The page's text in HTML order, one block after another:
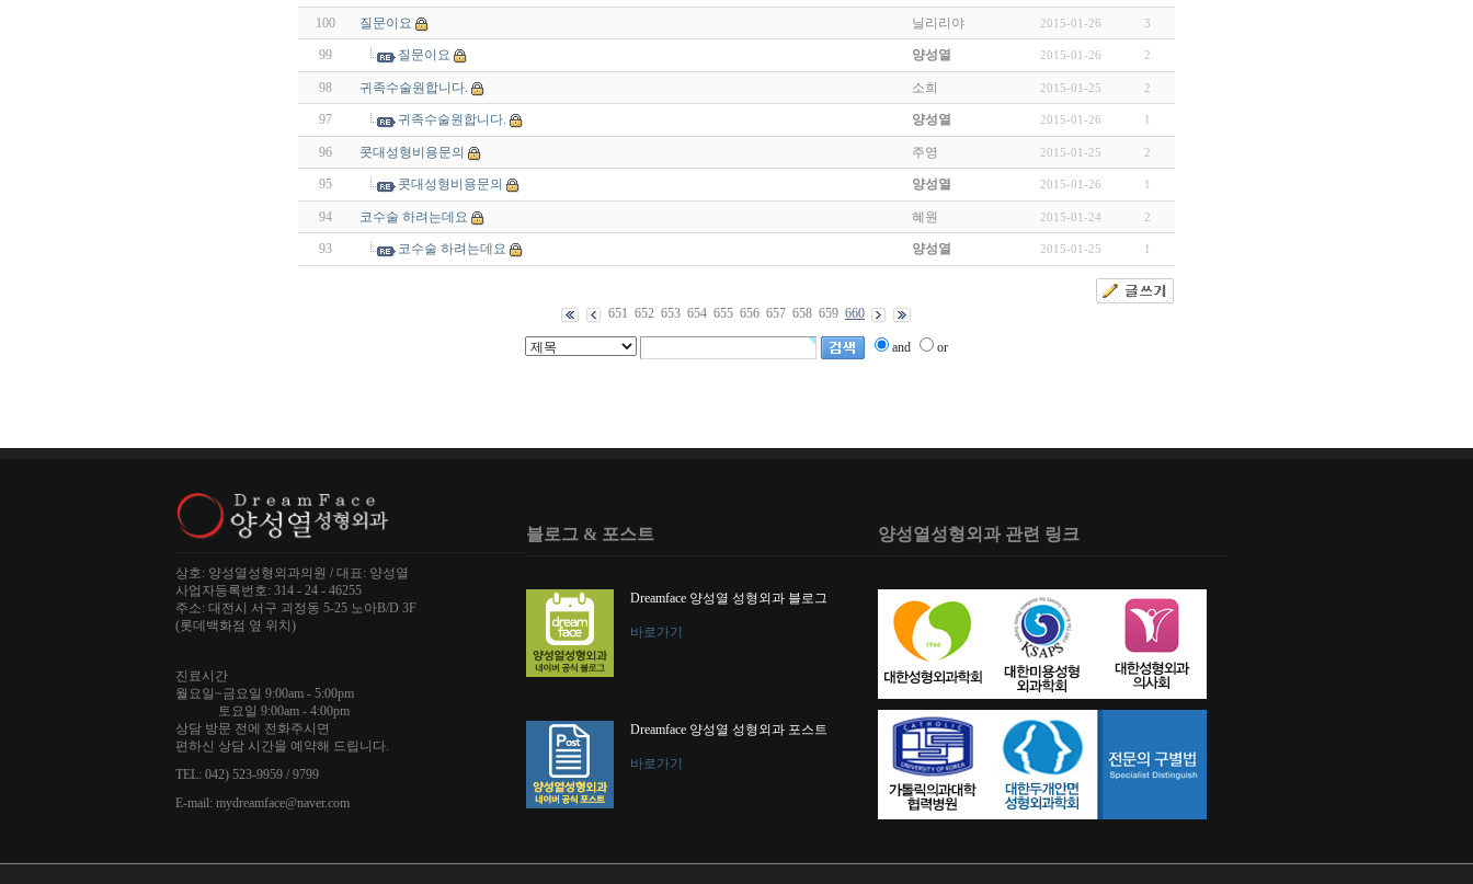
100 질문이요 닐리리야 2015-01-26 3
99 질문이요 양성열 2015-01-26 2
98 귀족수술원합니다. 소희 2015-01-25 2
97 귀족수술원합니다. 양성열 2015-01-26 1
96 콧대성형비용문의 주영 2015-01-25 2
95 콧대성형비용문의 양성열 2015-01-26 1
94 코수술 하려는데요 혜원 2015-01-24 2
93 코수술 하려는데요 양성열 2015-01-25 1
651 652 653 654 655 656 657 658 659 660
and or
상호: 양성열성형외과의원 / 대표: 양성열
사업자등록번호: 314 - 24 - 46255
주소: 대전시 서구 괴정동 5-25 노아B/D 3F
(롯데백화점 옆 위치)
진료시간
월요일~금요일 9:00am - 5:00pm
토요일 9:00am - 4:00pm
상담 방문 전에 전화주시면
편하신 상담 시간을 예약해 드립니다.
TEL: 042) 523-9959 / 9799
E-mail: mydreamface@naver.com
블로그 & 포스트
Dreamface 양성열 성형외과 블로그
바로가기
Dreamface 양성열 성형외과 포스트
바로가기
양성열성형외과 관련 링크